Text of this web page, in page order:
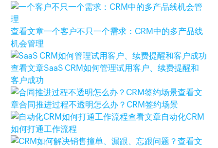
查看文章一个客户不只一个需求：CRM中的多产品线
机会管理
查看文章SaaS CRM如何管理试用客户、续费提醒和
客户成功
查看文
章合同推进过程不透明怎么办？CRM签约场景
查看文章自动化CRM
如何打通工作流程
查看文